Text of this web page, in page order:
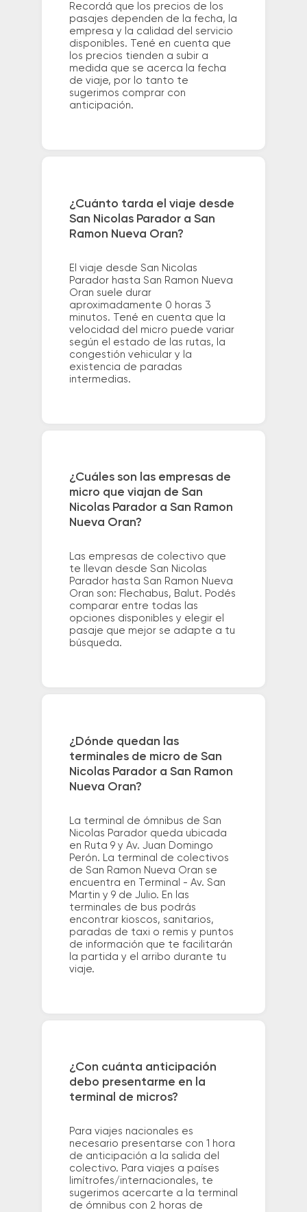
Recordá que los precios de los
pasajes dependen de la fecha, la
empresa y la calidad del servicio
disponibles. Tené en cuenta que
los precios tienden a subir a
medida que se acerca la fecha
de viaje, por lo tanto te
sugerimos comprar con
anticipación.
¿Cuánto tarda el viaje desde
San Nicolas Parador a San
Ramon Nueva Oran?
El viaje desde San Nicolas
Parador hasta San Ramon Nueva
Oran suele durar
aproximadamente 0 horas 3
minutos. Tené en cuenta que la
velocidad del micro puede variar
según el estado de las rutas, la
congestión vehicular y la
existencia de paradas
intermedias.
¿Cuáles son las empresas de
micro que viajan de San
Nicolas Parador a San Ramon
Nueva Oran?
Las empresas de colectivo que
te llevan desde San Nicolas
Parador hasta San Ramon Nueva
Oran son: Flechabus, Balut. Podés
comparar entre todas las
opciones disponibles y elegir el
pasaje que mejor se adapte a tu
búsqueda.
¿Dónde quedan las
terminales de micro de San
Nicolas Parador a San Ramon
Nueva Oran?
La terminal de ómnibus de San
Nicolas Parador queda ubicada
en Ruta 9 y Av. Juan Domingo
Perón. La terminal de colectivos
de San Ramon Nueva Oran se
encuentra en Terminal - Av. San
Martin y 9 de Julio. En las
terminales de bus podrás
encontrar kioscos, sanitarios,
paradas de taxi o remis y puntos
de información que te facilitarán
la partida y el arribo durante tu
viaje.
¿Con cuánta anticipación
debo presentarme en la
terminal de micros?
Para viajes nacionales es
necesario presentarse con 1 hora
de anticipación a la salida del
colectivo. Para viajes a países
limítrofes/internacionales, te
sugerimos acercarte a la terminal
de ómnibus con 2 horas de